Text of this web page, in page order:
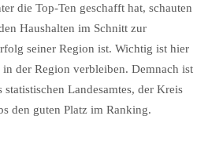
die Top-Ten geschafft hat, schauten
Haushalten im Schnitt zur
seiner Region ist. Wichtig ist hier
der Region verbleiben. Demnach ist
Landesamtes, der Kreis
den guten Platz im Ranking.